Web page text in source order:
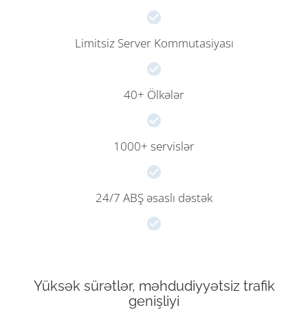
Limitsiz Server Kommutasiyası
40+ Ölkələr
1000+ servislər
24/7 ABŞ əsaslı dəstək
Yüksək sürətlər, məhdudiyyətsiz trafik
genişliyi